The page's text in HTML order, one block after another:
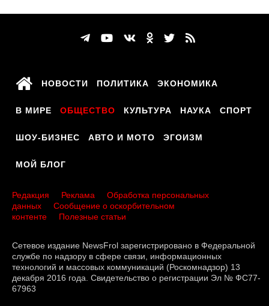
НОВОСТИ ПОЛИТИКА ЭКОНОМИКА
В МИРЕ ОБЩЕСТВО КУЛЬТУРА НАУКА СПОРТ
ШОУ-БИЗНЕС АВТО И МОТО ЭГОИЗМ
МОЙ БЛОГ
Редакция Реклама
Обработка персональных
данных
Сообщение о оскорбительном
контенте
Полезные статьи
Сетевое издание NewsFrol зарегистрировано в Федеральной
службе по надзору в сфере связи, информационных
технологий и массовых коммуникаций (Роскомнадзор) 13
декабря 2016 года. Свидетельство о регистрации Эл № ФС77-
67963